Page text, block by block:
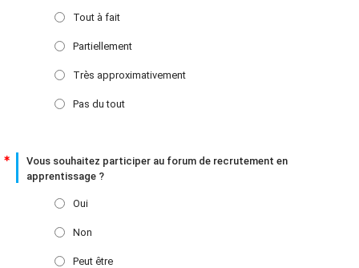
Tout à fait
Partiellement
Très approximativement
Pas du tout
Vous souhaitez participer au forum de recrutement en
apprentissage ?
Oui
Non
Peut être